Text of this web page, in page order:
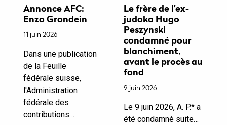
Annonce AFC:
Enzo Grondein
11 juin 2026
Dans une publication
de la Feuille
fédérale suisse,
l'Administration
fédérale des
contributions…
Le frère de l’ex-
judoka Hugo
Peszynski
condamné pour
blanchiment,
avant le procès au
fond
9 juin 2026
Le 9 juin 2026, A. P.* a
été condamné suite…